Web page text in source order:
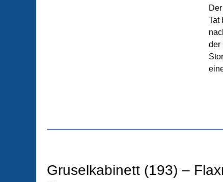
Tat
der
Gruselkabinett (193) –